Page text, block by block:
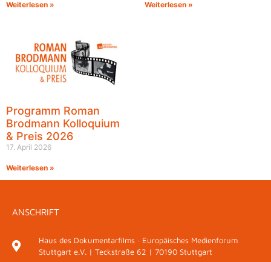
Weiterlesen » Weiterlesen »
Programm Roman
Brodmann Kolloquium
& Preis 2026
17. April 2026
Weiterlesen »
ANSCHRIFT
Haus des Dokumentarfilms · Europäisches Medienforum
Stuttgart e.V. | Teckstraße 62 | 70190 Stuttgart